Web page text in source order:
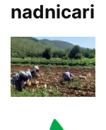
nadnicari